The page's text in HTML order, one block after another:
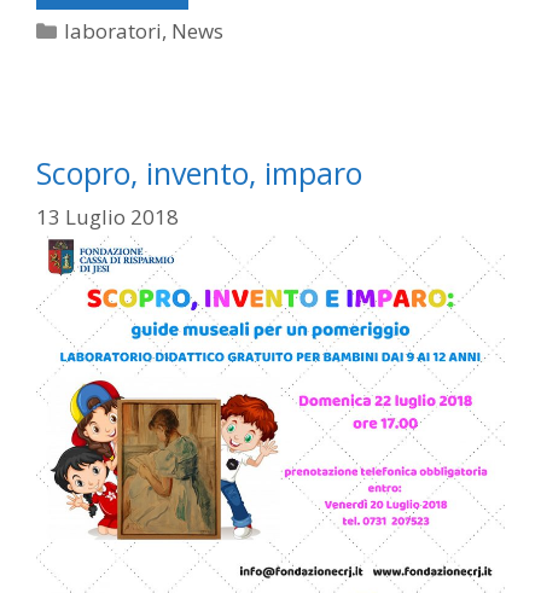
Categorie
laboratori, News
Scopro, invento, imparo
13 Luglio 2018